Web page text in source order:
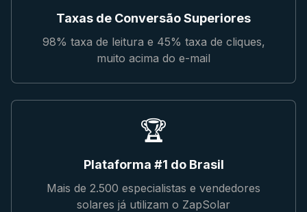
Taxas de Conversão Superiores
98% taxa de leitura e 45% taxa de cliques,
muito acima do e-mail
🏆
Plataforma #1 do Brasil
Mais de 2.500 especialistas e vendedores
solares já utilizam o ZapSolar